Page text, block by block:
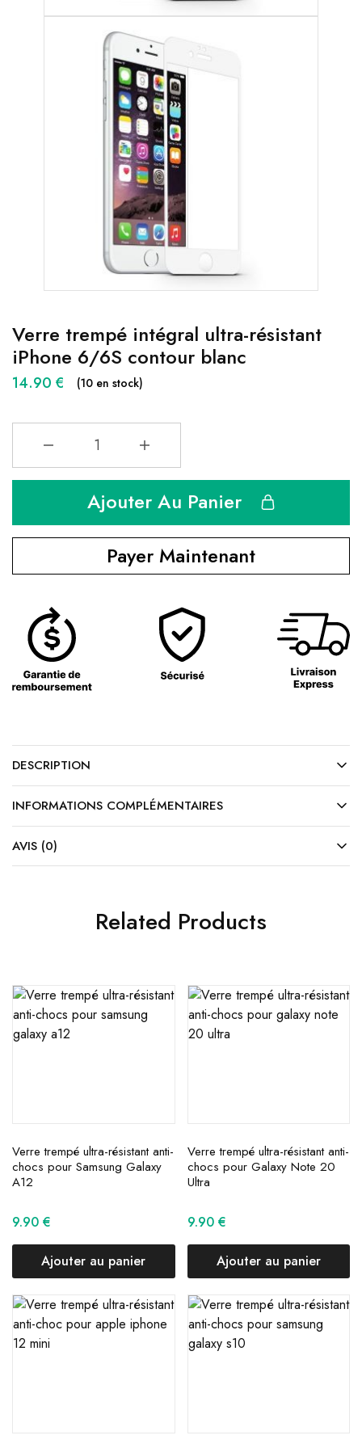
Verre trempé intégral ultra-résistant
iPhone 6/6S contour blanc
14.90 € (10 en stock)
Ajouter Au Panier
Payer Maintenant
DESCRIPTION
INFORMATIONS COMPLÉMENTAIRES
AVIS (0)
Related Products
Verre trempé ultra-résistant anti-
chocs pour Samsung Galaxy
A12
9.90 €
Ajouter au panier
Verre trempé ultra-résistant anti-
chocs pour Galaxy Note 20
Ultra
9.90 €
Ajouter au panier